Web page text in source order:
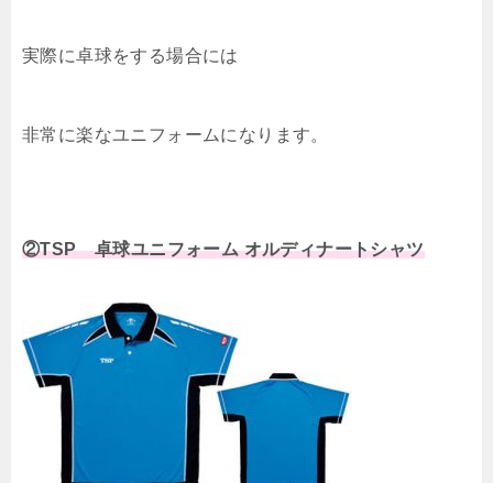
実際に卓球をする場合には
非常に楽なユニフォームになります。
②TSP 卓球ユニフォーム オルディナートシャツ